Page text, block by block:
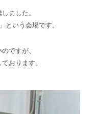
ました。
」という会場です。
ですが、
おります。